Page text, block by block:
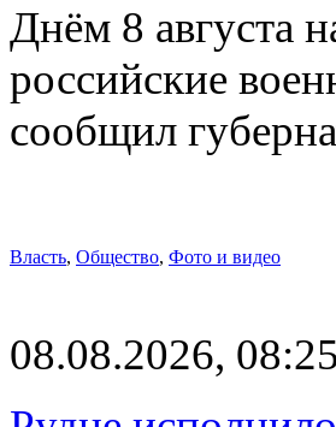
Днём 8 августа
российские
сообщил
Власть, Общество, Фото и видео
08.08.2026, 08:25